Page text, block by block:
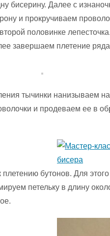
бисерину. Далее с
и прокручиваем
половинке
завершаем плетение
тычинки нанизываем
и продеваем ее в
бутонов. Для
петельку в длину